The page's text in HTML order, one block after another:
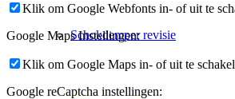
Schokdemper revisie
Klik om Google Webfonts in- of uit te
Google Maps Instellingen:
Klik om Google Maps in- of uit te
Google reCaptcha instellingen: